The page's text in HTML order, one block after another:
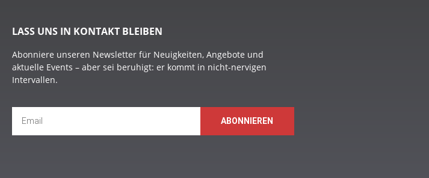
LASS UNS IN KONTAKT BLEIBEN
Abonniere unseren Newsletter für Neuigkeiten, Angebote und
aktuelle Events – aber sei beruhigt: er kommt in nicht-nervigen
Intervallen.
ABONNIEREN